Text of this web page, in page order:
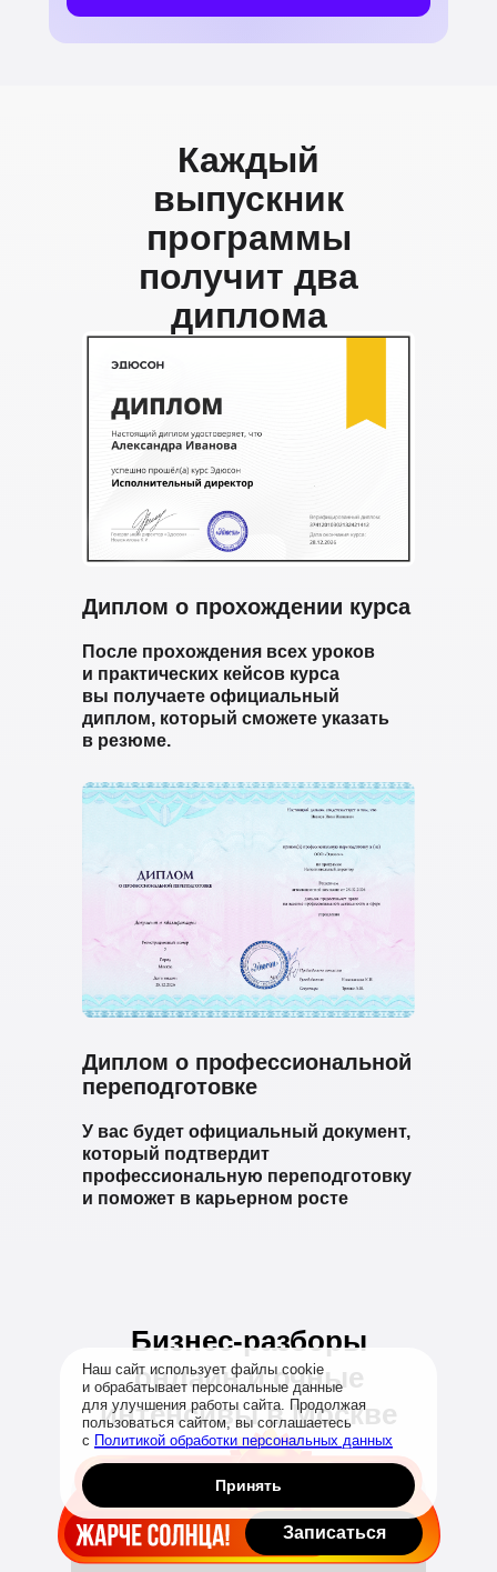
Заказать звонок
Диплом о прохождении курса
У вас будет официальный документ,
который подтвердит
профессиональную переподготовку
и поможет в карьерном росте
Диплом о профессиональной
переподготовке
После прохождения всех уроков
и практических кейсов курса
вы получаете официальный
диплом, который сможете указать
в резюме.
Каждый
выпускник
программы
получит два
диплома
Бизнес-разборы
онлайн и очные
интенсивы в Москве
Принять
Наш сайт использует файлы cookie
и обрабатывает персональные данные
для улучшения работы сайта. Продолжая
пользоваться сайтом, вы соглашаетесь
с Политикой обработки персональных данных
Записаться